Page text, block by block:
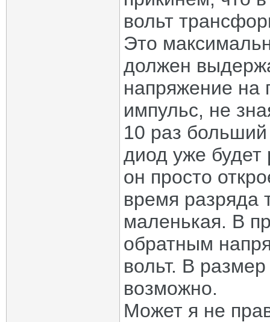
вольт
Это
должен
напряжение на
импульс, не
10 раз больший
диод уже будет
он просто
время разряда
маленькая. В
обратным
вольт. В
возможно.
Может я не